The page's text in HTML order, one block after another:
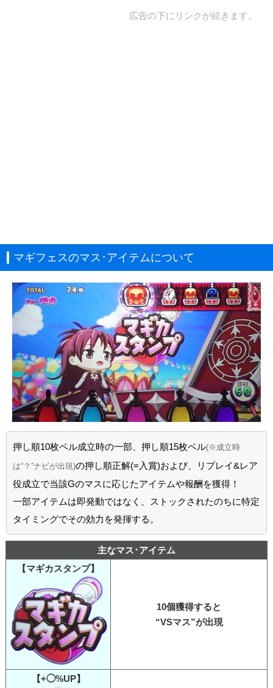
広告の下にリンクが続きます。
マギフェスのマス･アイテムについて
押し順10枚ベル成立時の一部、押し順15枚ベル(※成立時
は“？”ナビが出現)の押し順正解(=入賞)および、リプレイ&レア
役成立で当該Gのマスに応じたアイテムや報酬を獲得！
一部アイテムは即発動ではなく、ストックされたのちに特定
タイミングでその効力を発揮する。
主なマス･アイテム
【マギカスタンプ】
10個獲得すると
“VSマス”が出現
【+◯%UP】